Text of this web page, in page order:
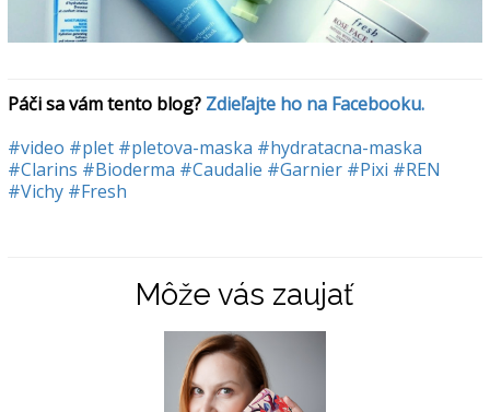
Páči sa vám tento blog? Zdieľajte ho na Facebooku.
#video #plet #pletova-maska #hydratacna-maska
#Clarins #Bioderma #Caudalie #Garnier #Pixi #REN
#Vichy #Fresh
Môže vás zaujať